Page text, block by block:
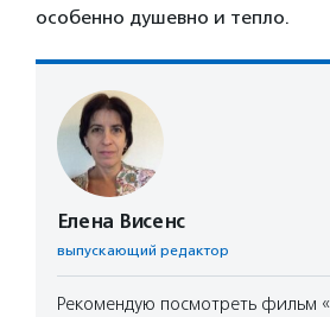
особенно душевно и тепло.
Елена Висенс
выпускающий редактор
Рекомендую посмотреть фильм